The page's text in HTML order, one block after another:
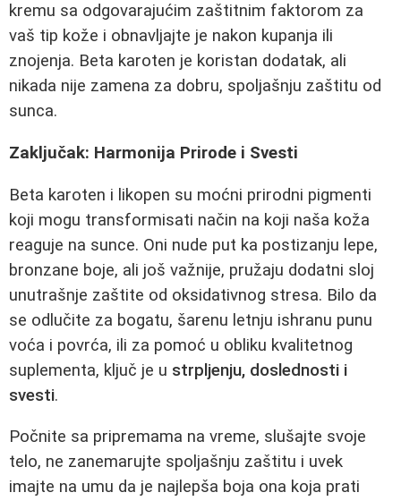
kremu sa odgovarajućim zaštitnim faktorom za
vaš tip kože i obnavljajte je nakon kupanja ili
znojenja. Beta karoten je koristan dodatak, ali
nikada nije zamena za dobru, spoljašnju zaštitu od
sunca.
Zaključak: Harmonija Prirode i Svesti
Beta karoten i likopen su moćni prirodni pigmenti
koji mogu transformisati način na koji naša koža
reaguje na sunce. Oni nude put ka postizanju lepe,
bronzane boje, ali još važnije, pružaju dodatni sloj
unutrašnje zaštite od oksidativnog stresa. Bilo da
se odlučite za bogatu, šarenu letnju ishranu punu
voća i povrća, ili za pomoć u obliku kvalitetnog
suplementa, ključ je u strpljenju, doslednosti i
svesti.
Počnite sa pripremama na vreme, slušajte svoje
telo, ne zanemarujte spoljašnju zaštitu i uvek
imajte na umu da je najlepša boja ona koja prati